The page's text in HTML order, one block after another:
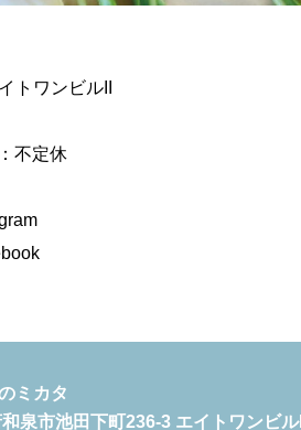
トワンビルII
不定休
ミカタ
泉市池田下町236-3 エイトワンビルII